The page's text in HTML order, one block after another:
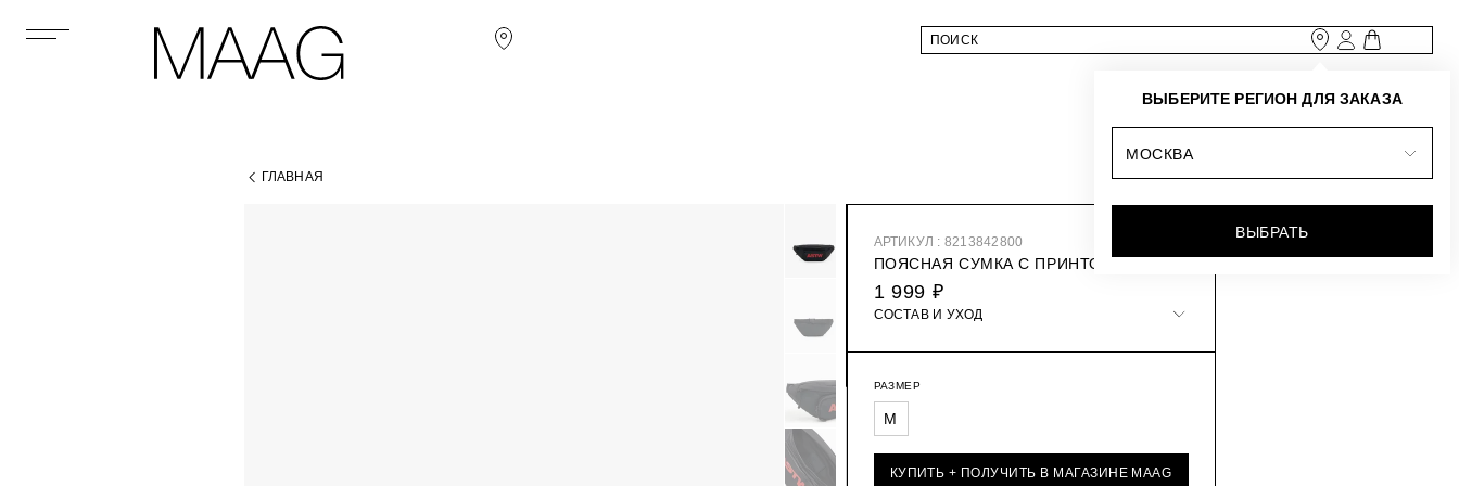
ГЛАВНАЯ
АРТИКУЛ : 8213842800
ПОЯСНАЯ СУМКА С ПРИНТОМ
1 999 ₽
СОСТАВ И УХОД
РАЗМЕР
M
КУПИТЬ + ПОЛУЧИТЬ В МАГАЗИНЕ MAAG
ВЫБЕРИТЕ РЕГИОН ДЛЯ ЗАКАЗА
МОСКВА
ВЫБРАТЬ